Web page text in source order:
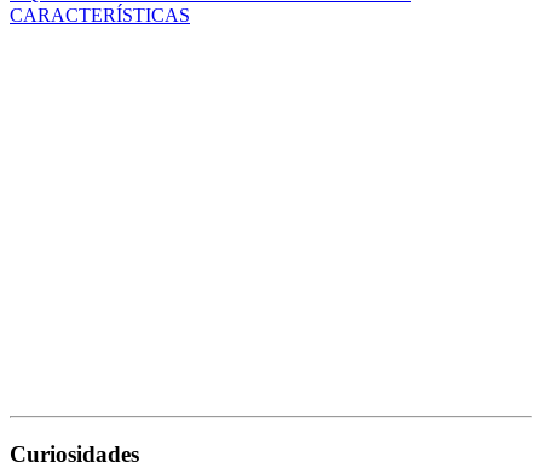
CARACTERÍSTICAS
Curiosidades